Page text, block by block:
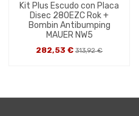
Kit Plus Escudo con Placa
Disec 280EZC Rok +
Bombin Antibumping
MAUER NW5
282,53 €313,92 €